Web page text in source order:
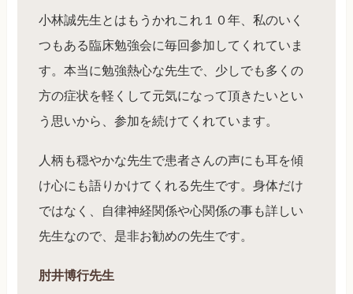
小林誠先生とはもうかれこれ１０年、私のいく
つもある臨床勉強会に毎回参加してくれていま
す。本当に勉強熱心な先生で、少しでも多くの
方の症状を軽くして元気になって頂きたいとい
う思いから、参加を続けてくれています。
人柄も穏やかな先生で患者さんの声にも耳を傾
け心にも語りかけてくれる先生です。身体だけ
ではなく、自律神経関係や心関係の事も詳しい
先生なので、是非お勧めの先生です。
肘井博行先生